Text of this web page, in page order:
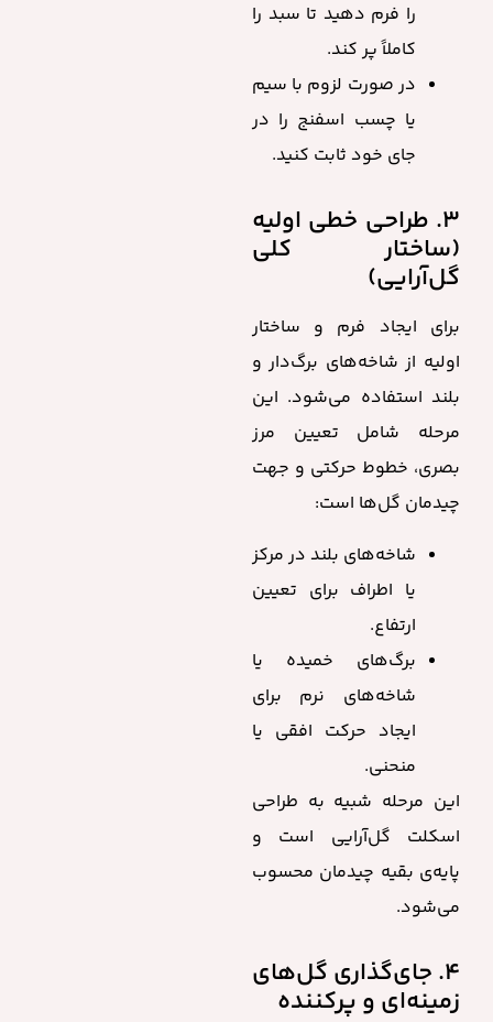
را فرم دهید تا سبد را
کاملاً پر کند.
در صورت لزوم با سیم
یا چسب اسفنج را در
جای خود ثابت کنید.
۳. طراحی خطی اولیه
(ساختار کلی
گل‌آرایی)
برای ایجاد فرم و ساختار
اولیه از شاخه‌های برگ‌دار و
بلند استفاده می‌شود. این
مرحله شامل تعیین مرز
بصری، خطوط حرکتی و جهت
چیدمان گل‌ها است:
شاخه‌های بلند در مرکز
یا اطراف برای تعیین
ارتفاع.
برگ‌های خمیده یا
شاخه‌های نرم برای
ایجاد حرکت افقی یا
منحنی.
این مرحله شبیه به طراحی
اسکلت گل‌آرایی است و
پایه‌ی بقیه چیدمان محسوب
می‌شود.
۴. جای‌گذاری گل‌های
زمینه‌ای و پرکننده